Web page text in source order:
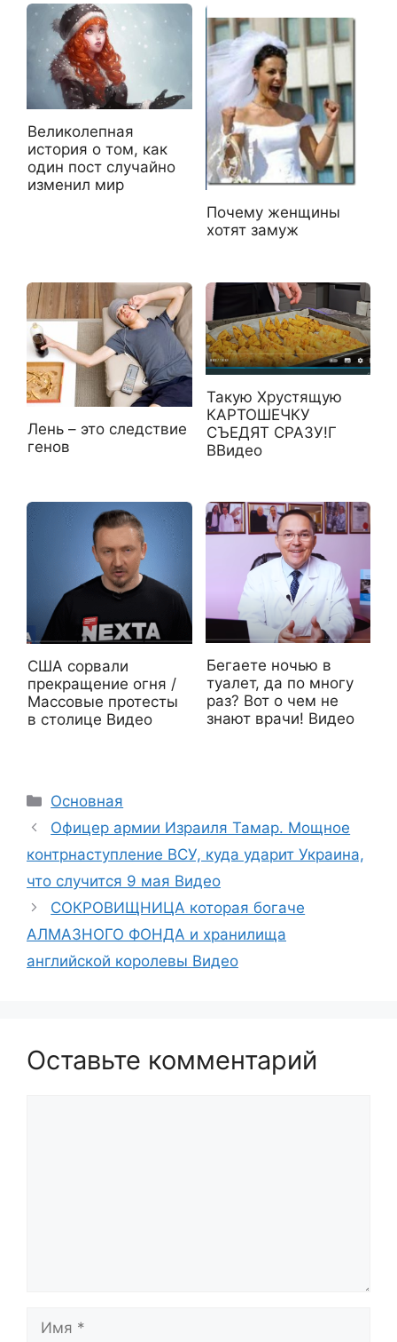
Великолепная
история о том, как
один пост случайно
изменил мир
Почему женщины
хотят замуж
Лень – это следствие
генов
Такую Хрустящую
КАРТОШЕЧКУ
СЪЕДЯТ СРАЗУ!Г
ВВидео
США сорвали
прекращение огня /
Массовые протесты
в столице Видео
Бегаете ночью в
туалет, да по многу
раз? Вот о чем не
знают врачи! Видео
Рубрики
Основная
Офицер армии Израиля Тамар. Мощное
контрнаступление ВСУ, куда ударит Украина,
что случится 9 мая Видео
СОКРОВИЩНИЦА которая богаче
АЛМАЗНОГО ФОНДА и хранилища
английской королевы Видео
Оставьте комментарий
Имя